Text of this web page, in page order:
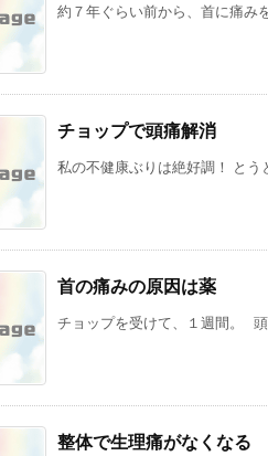
約７年ぐらい前から、首に痛み
チョップで頭痛解消
私の不健康ぶりは絶好調！ と
首の痛みの原因は薬
チョップを受けて、１週間。
整体で生理痛がなくなる